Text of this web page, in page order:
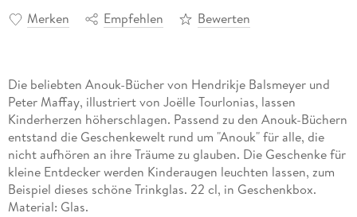
Merken Empfehlen Bewerten
Die beliebten Anouk-Bücher von Hendrikje Balsmeyer und
Peter Maffay, illustriert von Joëlle Tourlonias, lassen
Kinderherzen höherschlagen. Passend zu den Anouk-Büchern
entstand die Geschenkewelt rund um "Anouk" für alle, die
nicht aufhören an ihre Träume zu glauben. Die Geschenke für
kleine Entdecker werden Kinderaugen leuchten lassen, zum
Beispiel dieses schöne Trinkglas. 22 cl, in Geschenkbox.
Material: Glas.